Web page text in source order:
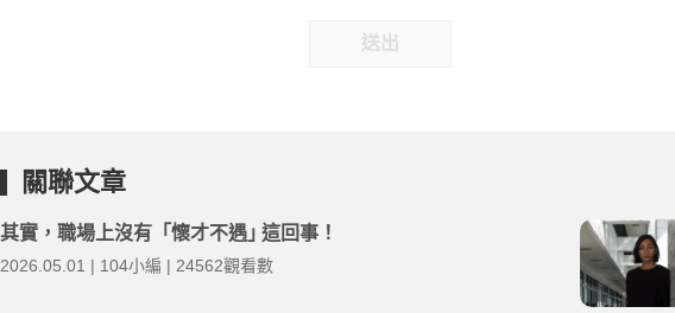
送出
關聯文章
其實，職場上沒有「懷才不遇｣ 這回事！
2026.05.01 | 104小編 | 24562觀看數